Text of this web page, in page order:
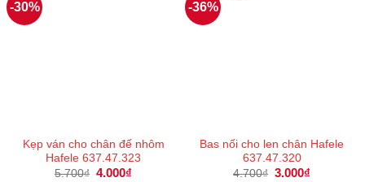
-30%
Kẹp ván cho chân đế nhôm
Hafele 637.47.323
5.700₫ Giá
4.000₫
-36%
Bas nối cho len chân Hafele
637.47.320
4.700₫ Giá
3.000₫